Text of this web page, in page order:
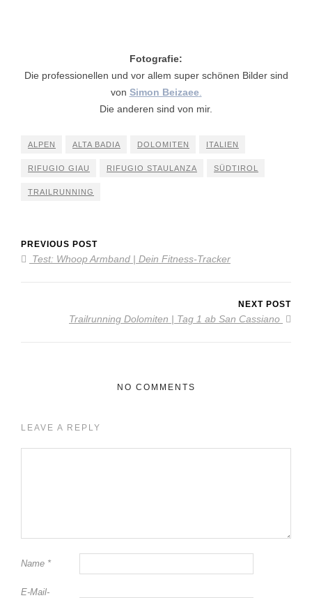
Fotografie:
Die professionellen und vor allem super schönen Bilder sind
von Simon Beizaee.
Die anderen sind von mir.
ALPEN ALTA BADIA DOLOMITEN ITALIEN
RIFUGIO GIAU RIFUGIO STAULANZA SÜDTIROL
TRAILRUNNING
PREVIOUS POST
Test: Whoop Armband | Dein Fitness-Tracker
NEXT POST
Trailrunning Dolomiten | Tag 1 ab San Cassiano
NO COMMENTS
LEAVE A REPLY
Name *
E-Mail-